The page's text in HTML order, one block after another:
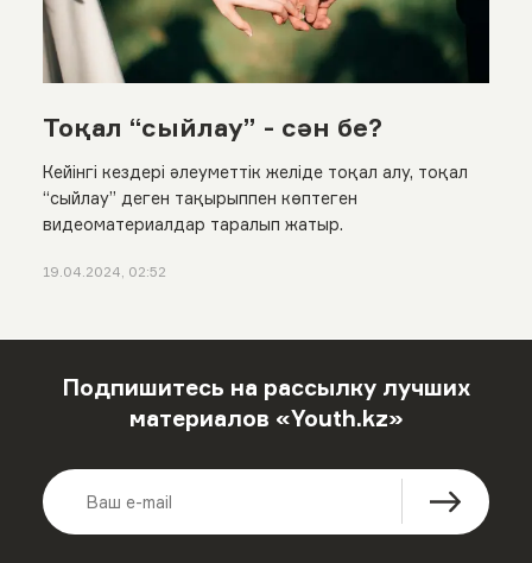
Тоқал “сыйлау” - сән бе?
Кейінгі кездері әлеуметтік желіде тоқал алу, тоқал
“сыйлау” деген тақырыппен көптеген
видеоматериалдар таралып жатыр.
19.04.2024, 02:52
Подпишитесь на рассылку лучших
материалов «Youth.kz»